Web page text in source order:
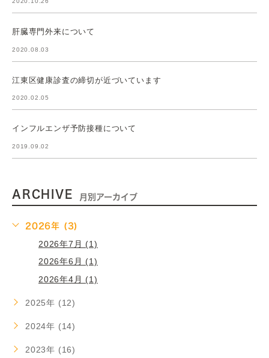
肝臓専門外来について
2020.08.03
江東区健康診査の締切が近づいています
2020.02.05
インフルエンザ予防接種について
2019.09.02
ARCHIVE 月別アーカイブ
2026年 (3)
2026年7月 (1)
2026年6月 (1)
2026年4月 (1)
2025年 (12)
2024年 (14)
2023年 (16)